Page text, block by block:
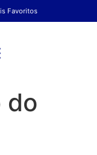
Favoritos
do